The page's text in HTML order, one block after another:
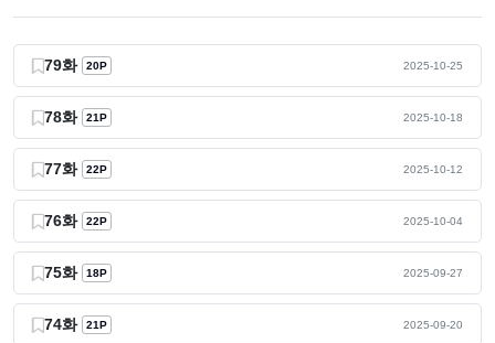
79화 20P 2025-10-25
78화 21P 2025-10-18
77화 22P 2025-10-12
76화 22P 2025-10-04
75화 18P 2025-09-27
74화 21P 2025-09-20